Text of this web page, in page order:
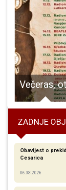
ZADNJE
Obavijest o
Cesarica
06.08.2026